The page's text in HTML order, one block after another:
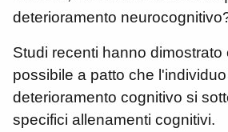
deterioramento
Studi recenti hanno dimostrato
possibile a patto che
deterioramento cognitivo si
specifici allenamenti cognitivi.